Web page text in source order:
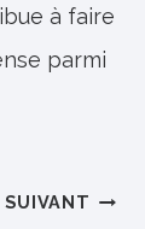
à faire
parmi
SUIVANT